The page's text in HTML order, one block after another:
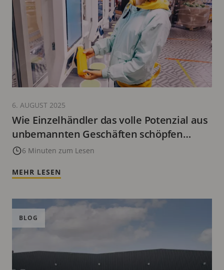
Wie Einzelhändler das volle Potenzial aus
unbemannten Geschäften schöpfen
können
6 Minuten zum Lesen
6. AUGUST 2025
MEHR LESEN
BLOG